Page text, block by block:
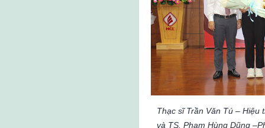
Thạc sĩ Trần Văn Tú – Hiệu
và TS. Phạm Hùng Dũng